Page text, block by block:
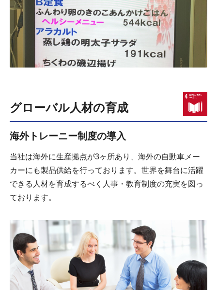
グローバル人材の育成
海外トレーニー制度の導入
当社は海外に生産拠点が3ヶ所あり、海外の自動車メー
カーにも製品供給を行っております。世界を舞台に活躍
できる人材を育成するべく人事・教育制度の充実を図っ
ております。